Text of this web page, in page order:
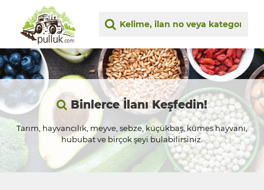
Binlerce İlanı Keşfedin!
Tarım, hayvancılık, meyve, sebze, küçükbaş, kümes hayvanı,
hububat ve birçok şeyi bulabilirsiniz.